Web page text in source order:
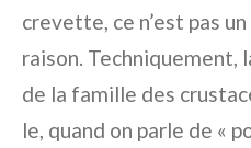
crevette, ce n’est pas
raison.
de la famille des
le, quand on parle de «